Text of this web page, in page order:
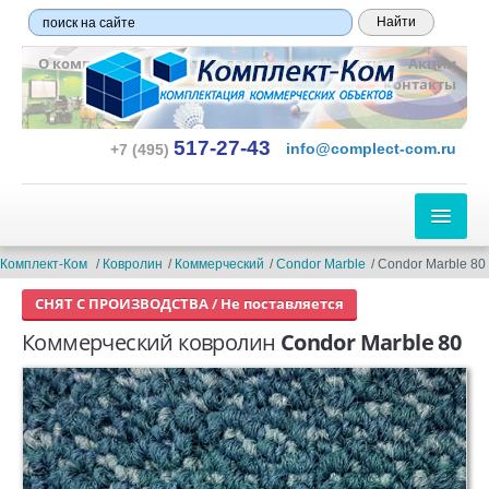
О компании Оплата и доставка Новости
Акции
Контакты
+7 (495) 517-27-43 info@complect-com.ru
ЛИНОЛЕУМ
ПО ТИПУ:
Бытовой
Полукоммерческий
Коммерческий
Гетерогенный
Гомогенный
Комплект-Ком Ковролин Коммерческий Condor Marble Condor Marble 80
СНЯТ С ПРОИЗВОДСТВА / Не поставляется
Коммерческий ковролин Condor Marble 80